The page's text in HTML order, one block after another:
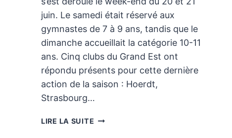
juin. Le samedi était réservé aux
gymnastes de 7 à 9 ans, tandis que le
dimanche accueillait la catégorie 10-11
ans. Cinq clubs du Grand Est ont
répondu présents pour cette dernière
action de la saison : Hoerdt,
Strasbourg…
LIRE LA SUITE DERNIERS